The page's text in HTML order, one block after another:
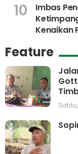
10
Imbas
Kenaikan
Feature